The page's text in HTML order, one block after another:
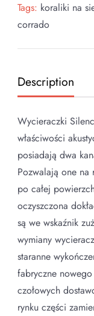
Tags: koraliki na
corrado
Description
Wycieraczki
właściwości
posiadają dwa
Pozwalają one na
po całej
oczyszczona
są we wskaźnik
wymiany
staranne
fabryczne
czołowych
rynku części